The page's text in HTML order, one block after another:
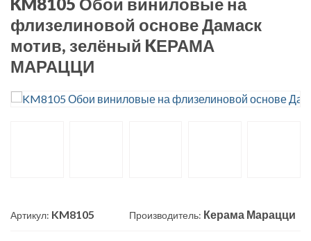
флизелиновой основе Дамаск
мотив, зелёный KЕРАМА
МАРАЦЦИ
Артикул: KM8105 Производитель: Керама Марацци